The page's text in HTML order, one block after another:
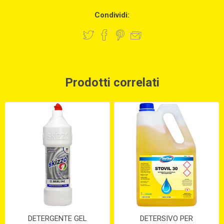
Condividi:
Prodotti correlati
DETERGENTE GEL
DETERSIVO PER